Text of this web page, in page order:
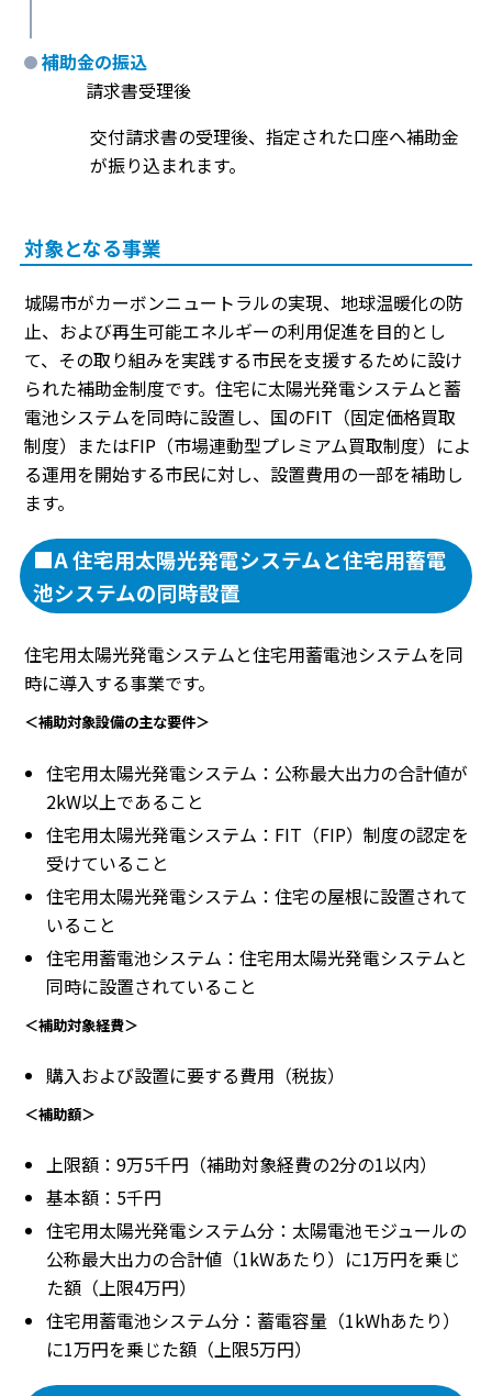
補助金の振込
請求書受理後
交付請求書の受理後、指定された口座へ補助金
が振り込まれます。
対象となる事業
城陽市がカーボンニュートラルの実現、地球温暖化の防
止、および再生可能エネルギーの利用促進を目的とし
て、その取り組みを実践する市民を支援するために設け
られた補助金制度です。住宅に太陽光発電システムと蓄
電池システムを同時に設置し、国のFIT（固定価格買取
制度）またはFIP（市場連動型プレミアム買取制度）によ
る運用を開始する市民に対し、設置費用の一部を補助し
ます。
■A 住宅用太陽光発電システムと住宅用蓄電
池システムの同時設置
住宅用太陽光発電システムと住宅用蓄電池システムを同
時に導入する事業です。
＜補助対象設備の主な要件＞
住宅用太陽光発電システム：公称最大出力の合計値が
2kW以上であること
住宅用太陽光発電システム：FIT（FIP）制度の認定を
受けていること
住宅用太陽光発電システム：住宅の屋根に設置されて
いること
住宅用蓄電池システム：住宅用太陽光発電システムと
同時に設置されていること
＜補助対象経費＞
購入および設置に要する費用（税抜）
＜補助額＞
上限額：9万5千円（補助対象経費の2分の1以内）
基本額：5千円
住宅用太陽光発電システム分：太陽電池モジュールの
公称最大出力の合計値（1kWあたり）に1万円を乗じ
た額（上限4万円）
住宅用蓄電池システム分：蓄電容量（1kWhあたり）
に1万円を乗じた額（上限5万円）